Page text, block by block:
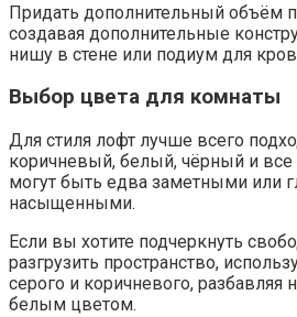
Придать дополнительный
создавая дополнительные
нишу в стене или подиум для
Выбор цвета для комнаты
Для стиля лофт лучше всего
коричневый, белый, чёрный и все
могут быть едва заметными или
насыщенными.
Если вы хотите подчеркнуть
разгрузить пространство,
серого и коричневого, разбавляя
белым цветом.